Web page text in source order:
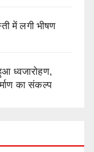
में लगी भीषण
ध्वजारोहण,
का संकल्प